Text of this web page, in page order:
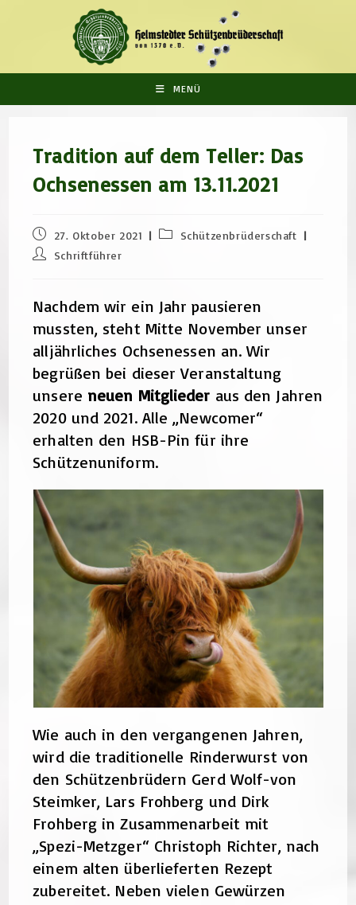
MENÜ
Tradition auf dem Teller: Das
Ochsenessen am 13.11.2021
Beitrag
veröffentlicht:
27. Oktober 2021
Beitrags-
Schützenbrüderschaft
Beitrags-
Schriftführer
Nachdem wir ein Jahr pausieren
mussten, steht Mitte November unser
alljährliches Ochsenessen an. Wir
begrüßen bei dieser Veranstaltung
unsere neuen Mitglieder aus den Jahren
2020 und 2021. Alle „Newcomer“
erhalten den HSB-Pin für ihre
Schützenuniform.
Wie auch in den vergangenen Jahren,
wird die traditionelle Rinderwurst von
den Schützenbrüdern Gerd Wolf-von
Steimker, Lars Frohberg und Dirk
Frohberg in Zusammenarbeit mit
„Spezi-Metzger“ Christoph Richter, nach
einem alten überlieferten Rezept
zubereitet. Neben vielen Gewürzen